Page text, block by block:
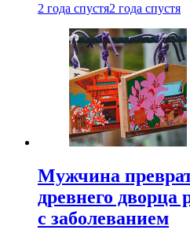
2 года спустя2 года спустя
Мужчина
древнего дворца
с заболеванием